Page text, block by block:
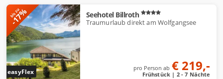
easyFlex
Seehotel Billroth
Traumurlaub direkt am Wolfgangsee
pro Person ab € 219,-
Frühstück | 2 - 7 Nächte
bis zu
-17%